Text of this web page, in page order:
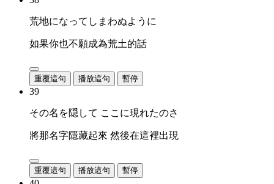
荒地になってしまわぬように
如果你也不願成為荒土的話
重覆這句 播放這句 暫停
39
その名を隠して ここに現れたのさ
將那名字隱藏起來 然後在這裡出現
重覆這句 播放這句 暫停